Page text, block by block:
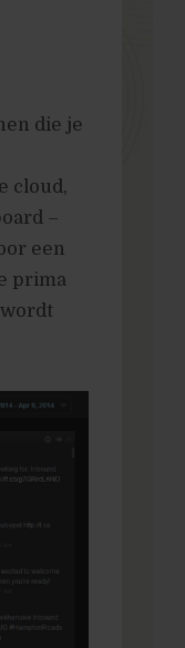
die je
cloud,
–
een
prima